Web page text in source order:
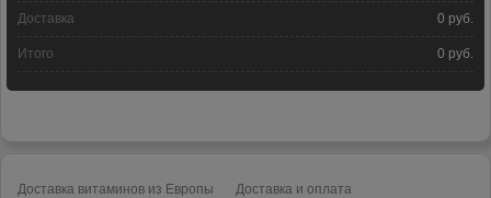
Доставка 0 руб.
Итого 0 руб.
Доставка витаминов из Европы Доставка и оплата